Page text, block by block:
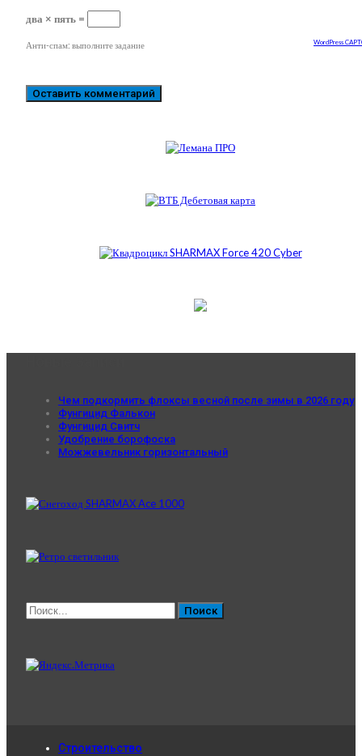
два × пять =
Анти-спам: выполните задание WordPress
Чем подкормить флоксы весной после зимы в 2026 году
Фунгицид Фалькон
Фунгицид Свитч
Удобрение борофоска
Можжевельник горизонтальный
Строительство